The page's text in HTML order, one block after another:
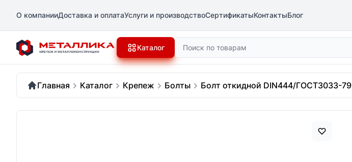
О компанииДоставка и оплатаУслуги и производствоСертификатыКонтактыБлог
Каталог Поиск
Главная Каталог Крепеж Болты Болт откидной DIN444/ГОСТ3033-79